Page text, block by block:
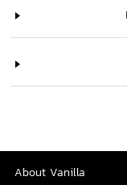
About Vanilla